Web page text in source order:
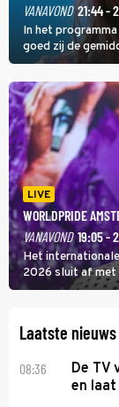
VANAVOND 21:44 -
In het
goed zij de
hoofdredacteur
rapper Keizer
Huijbregts.
LIVE
WORLDPRIDE
VANAVOND 19:05 -
Het
2026 sluit af met
Anita Doth is een
Laatste
08:36
De TV
en laat